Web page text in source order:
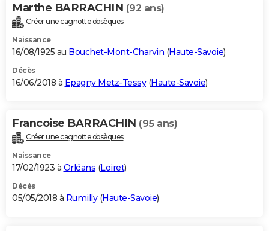
Marthe BARRACHIN (92 ans)
Créer une cagnotte obsèques
Naissance
16/08/1925 au Bouchet-Mont-Charvin (Haute-Savoie)
Décès
16/06/2018 à Epagny Metz-Tessy(Haute-Savoie)
Francoise BARRACHIN (95 ans)
Créer une cagnotte obsèques
Naissance
17/02/1923 à Orléans (Loiret)
Décès
05/05/2018 à Rumilly(Haute-Savoie)